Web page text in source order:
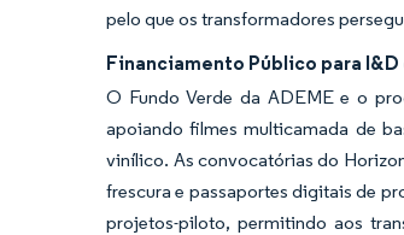
pelo que os transformadores
Financiamento Público para
O Fundo Verde da ADEME e o
apoiando filmes multicamada de
vinílico. As convocatórias do
frescura e passaportes digitais de
projetos-piloto, permitindo aos